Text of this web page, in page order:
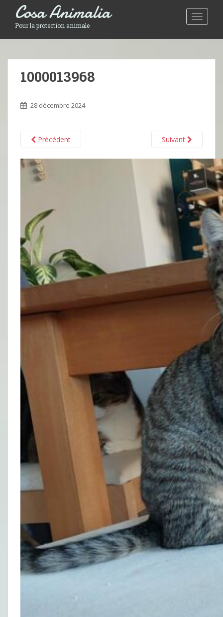
Toggle
Cosa Animalia
Pour la protection animale
1000013968
28 décembre 2024
Précédent Suivant